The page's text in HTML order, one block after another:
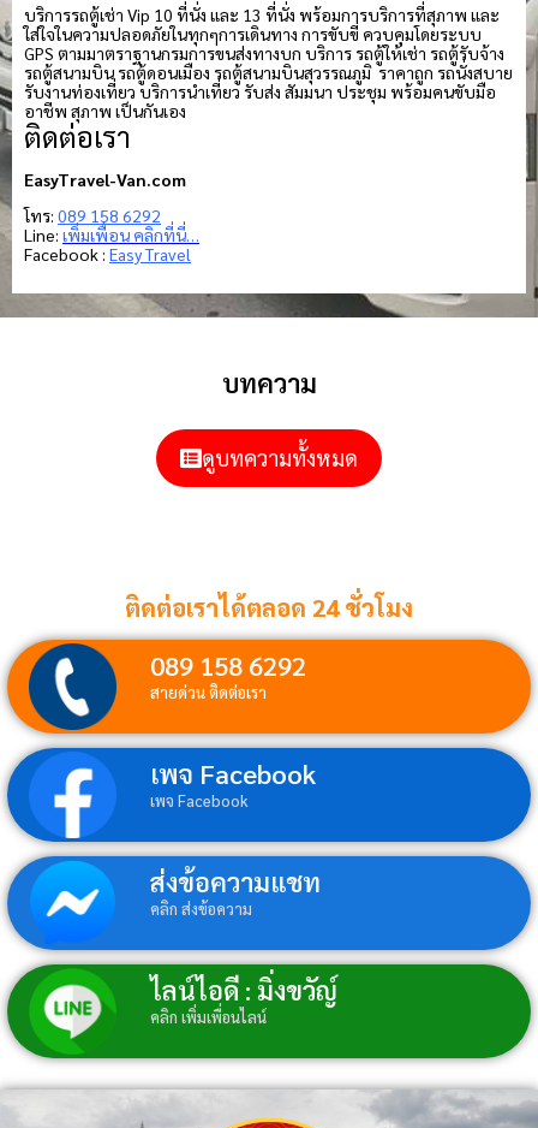
บริการรถตู้เช่า Vip 10 ที่นั่ง และ 13 ที่นั่ง พร้อมการบริการที่สุภาพ และ
ใส่ใจในความปลอดภัยในทุกๆการเดินทาง การขับขี่ ควบคุมโดยระบบ
GPS ตามมาตราฐานกรมการขนส่งทางบก บริการ รถตู้ให้เช่า รถตู้รับจ้าง
รถตู้สนามบิน รถตู้ดอนเมือง รถตู้สนามบินสุวรรณภูมิ ราคาถูก รถนั่งสบาย
รับงานท่องเที่ยว บริการนำเที่ยว รับส่ง สัมมนา ประชุม พร้อมคนขับมือ
อาชีพ สุภาพ เป็นกันเอง
ติดต่อเรา
EasyTravel-Van.com
โทร: 089 158 6292
Line: เพิ่มเพื่อน คลิกที่นี่…
Facebook : Easy Travel
บทความ
ดูบทความทั้งหมด
ติดต่อเราได้ตลอด 24 ชั่วโมง
089 158 6292
สายด่วน ติดต่อเรา
เพจ Facebook
เพจ Facebook
ส่งข้อความแชท
คลิก ส่งข้อความ
ไลน์ไอดี : มิ่งขวัญ์
คลิก เพิ่มเพื่อนไลน์